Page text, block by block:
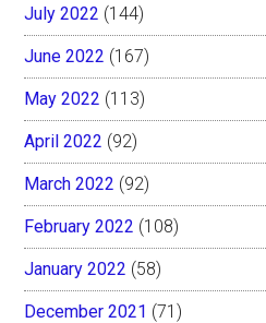
July 2022 (144)
June 2022 (167)
May 2022 (113)
April 2022 (92)
March 2022 (92)
February 2022 (108)
January 2022 (58)
December 2021 (71)